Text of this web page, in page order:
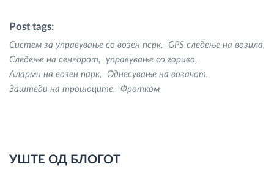
Post tags:
Систем за управување со возен псрк
GPS следење на возила
Следење на сензорот
управување со гориво
Аларми на возен парк
Однесување на возачот
Заштеди на трошоците
Фротком
УШТЕ ОД БЛОГОТ